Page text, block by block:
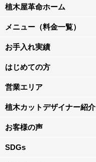
植木屋革命ホーム
メニュー（料金一覧）
お手入れ実績
はじめての方
営業エリア
植木カットデザイナー紹介
お客様の声
SDGs